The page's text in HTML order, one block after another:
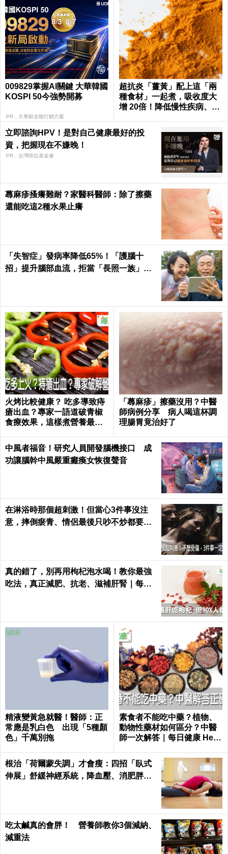
009829掌握AI關鍵 大華韓國
KOSPI 50今強勢開募
PR．大華銀全能行銷方案
超抗炎「薑黃」配上這「兩
種食材」一起煮，吸收度大
增 20倍！降低慢性疾病、癌
立即諮詢HPV！是對自己健康最好的投
資，把握現在不嫌晚！
PR．台灣癌症基金會
蕁麻疹搔癢難耐？家醫科醫師：除了擦藥
還能吃這2種水果止癢
「失智症」發病率降低65%！「護腦十
招」提升腦部血流，拒當「長照一族」靠
火烤比較健康？ 吃多導致痔
瘡出血？專家一語道破青椒
食療效果，這樣煮營養最足
「蕁麻疹」擦藥沒用？中醫
師病例分享 病人喝這杯調
理腸胃竟治好了
中風者福音！研究人員開發腦機接口 成
功讓腦幹中風嚴重癱瘓女恢復聲音
在淋浴時那個超刺激！但當心3件事沒注
意，摔倒瘀青、情侶最後只吵不炒都要怪
真的錯了，別再用枸杞泡水喝！教你最強
吃法，真正減肥、抗老、滋補肝腎｜每日
精液變黃急就醫！醫師：正
常應是乳白色 出現「5種顏
色」千萬別拖
素食者不能吃中藥？植物、
動物性藥材如何區分？中醫
師一次解答｜每日健康 Healt
根治「荷爾蒙失調」才會瘦：四招「臥式
伸展」舒緩神經系統，降血壓、消肥胖這
吃太鹹真的會胖！ 營養師教你3個減納、
減重法